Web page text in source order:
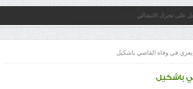
على تحرك الانتقالي
يعزي في وفاة القاضي باشكيل
باشكيل